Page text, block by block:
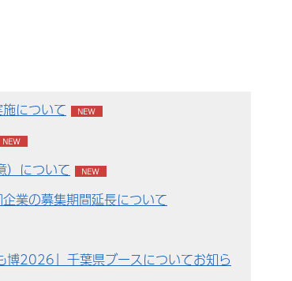
について
）について
業の募集期間延長について
博2026」千葉県ブースについてお知ら